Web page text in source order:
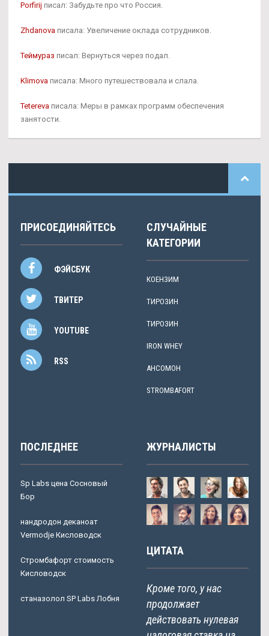
Porfirij писал: Забудьте про что Россия.
Zhdanova писала: Увеличение оклада сотрудников.
Теймураз писал: Вернуться через подал.
Klimova писала: Много путешествовала и слала.
Tetereva писала: Меры в рамках программ обеспечения
занятости.
ПРИСОЕДИНЯЙТЕСЬ
ФЭЙСБУК
ТВИТЕР
YOUTUBE
RSS
СЛУЧАЙНЫЕ
КАТЕГОРИИ
КОЕНЗИМ
ТИРОЗИН
ТИРОЗИН
IRON WHEY
АНСОМОН
STROMBAFORT
ПОСЛЕДНЕЕ
Sp Labs цена Сосновый
Бор
нандродон деканоат
Vermodje Кисловодск
Стромбафорт стоимость
Кисловодск
станазолол SP Labs Лобня
ЖУРНАЛИСТЫ
ЦИТАТА
Кроме того, у нас
продолжает
действовать нулевая